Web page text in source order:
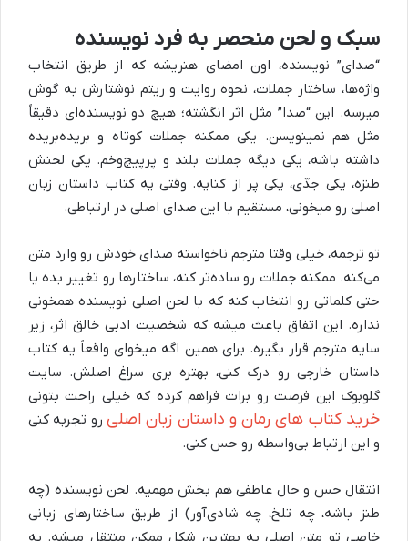
سبک و لحن منحصر به فرد نویسنده
“صدای” نویسنده، اون امضای هنریشه که از طریق انتخاب
واژه‌ها، ساختار جملات، نحوه روایت و ریتم نوشتارش به گوش
میرسه. این “صدا” مثل اثر انگشته؛ هیچ دو نویسنده‌ای دقیقاً
مثل هم نمینویسن. یکی ممکنه جملات کوتاه و بریده‌بریده
داشته باشه، یکی دیگه جملات بلند و پرپیچ‌وخم. یکی لحنش
طنزه، یکی جدّی، یکی پر از کنایه. وقتی یه کتاب داستان زبان
اصلی رو میخونی، مستقیم با این صدای اصلی در ارتباطی.
تو ترجمه، خیلی وقتا مترجم ناخواسته صدای خودش رو وارد متن
می‌کنه. ممکنه جملات رو ساده‌تر کنه، ساختارها رو تغییر بده یا
حتی کلماتی رو انتخاب کنه که با لحن اصلی نویسنده همخونی
نداره. این اتفاق باعث میشه که شخصیت ادبی خالق اثر، زیر
سایه مترجم قرار بگیره. برای همین اگه میخوای واقعاً یه کتاب
داستان خارجی رو درک کنی، بهتره بری سراغ اصلش. سایت
گلوبوک این فرصت رو برات فراهم کرده که خیلی راحت بتونی
خرید کتاب‌ های رمان و داستان زبان اصلی رو تجربه کنی
و این ارتباط بی‌واسطه رو حس کنی.
انتقال حس و حال عاطفی هم بخش مهمیه. لحن نویسنده (چه
طنز باشه، چه تلخ، چه شادی‌آور) از طریق ساختارهای زبانی
خاصی تو متن اصلی به بهترین شکل ممکن منتقل میشه. یه